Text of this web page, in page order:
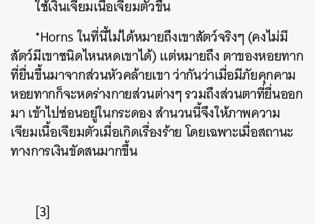
ใช้เงินเจียมเนื้อเจียมตัวขึ้น
*Hornsในที่นี้ไม่ได้หมายถึงเขาสัตว์จริงๆ(คงไม่มี
สัตว์มีเขาชนิดไหนหดเขาได้)แต่หมายถึงตาของหอยทาก
ที่ยื่นขึ้นมาจากส่วนหัวคล้ายเขาว่ากันว่าเมื่อมีภัยคุกคาม
หอยทากก็จะหดร่างกายส่วนต่างๆรวมถึงส่วนตาที่ยื่นออก
มาเข้าไปซ่อนอยู่ในกระดองสำนวนนี้จึงให้ภาพความ
เจียมเนื้อเจียมตัวเมื่อเกิดเรื่องร้ายโดยเฉพาะเมื่อสถานะ
ทางการเงินขัดสนมากขึ้น
[3]